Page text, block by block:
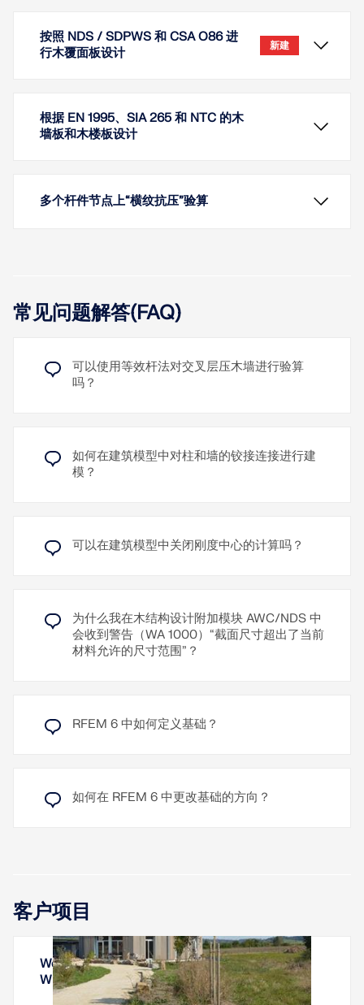
按照 NDS / SDPWS 和 CSA O86 进
行木覆面板设计
新建
借助“多层板面”与“木结构设计”这两个附加模块，您可
以按照美国规范 NDS 和 SDPWS 以及加拿大规范
您可以计算单个墙体或整体三维结构（包括混合结
构）。建模时会自动生成立柱、梁、覆面板及连接。
了解更多
根据 EN 1995、SIA 265 和 NTC 的木
墙板和木楼板设计
借助 RFEM 6 和木结构设计模块，您可以对骨架墙板
SIA 265（瑞士规范）
NTC（意大利规范）
同时也可以查看结果曲线。
多个杆件节点上“横纹抗压”验算
您可以选择考虑相邻杆件的内力，进行“垂直于木纹方
向的压应力”验算。
生“垂直于木纹方向的压应力”的内力组件会被考虑。
观看说明视频
常见问题解答(FAQ)
可以使用等效杆法对交叉层压木墙进行验算
吗？
如何在建筑模型中对柱和墙的铰接连接进行建
模？
可以在建筑模型中关闭刚度中心的计算吗？
为什么我在木结构设计附加模块 AWC/NDS 中
会收到警告（WA 1000）“截面尺寸超出了当前
材料允许的尺寸范围”？
RFEM 6 中如何定义基础？
如何在 RFEM 6 中更改基础的方向？
客户项目
Wohnturm Tempelhof, Kreßberg, Baden-
Württemberg